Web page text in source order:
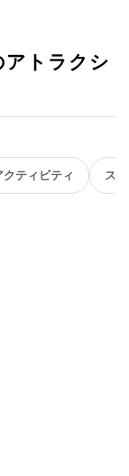
アトラクシ
クティビティ ス